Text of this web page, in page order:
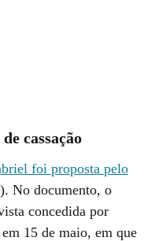
cassação
foi proposta pelo
No documento, o
concedida por
15 de maio, em que